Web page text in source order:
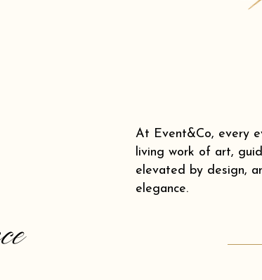
At Event&Co, every
living work of art,
elevated by design,
elegance.